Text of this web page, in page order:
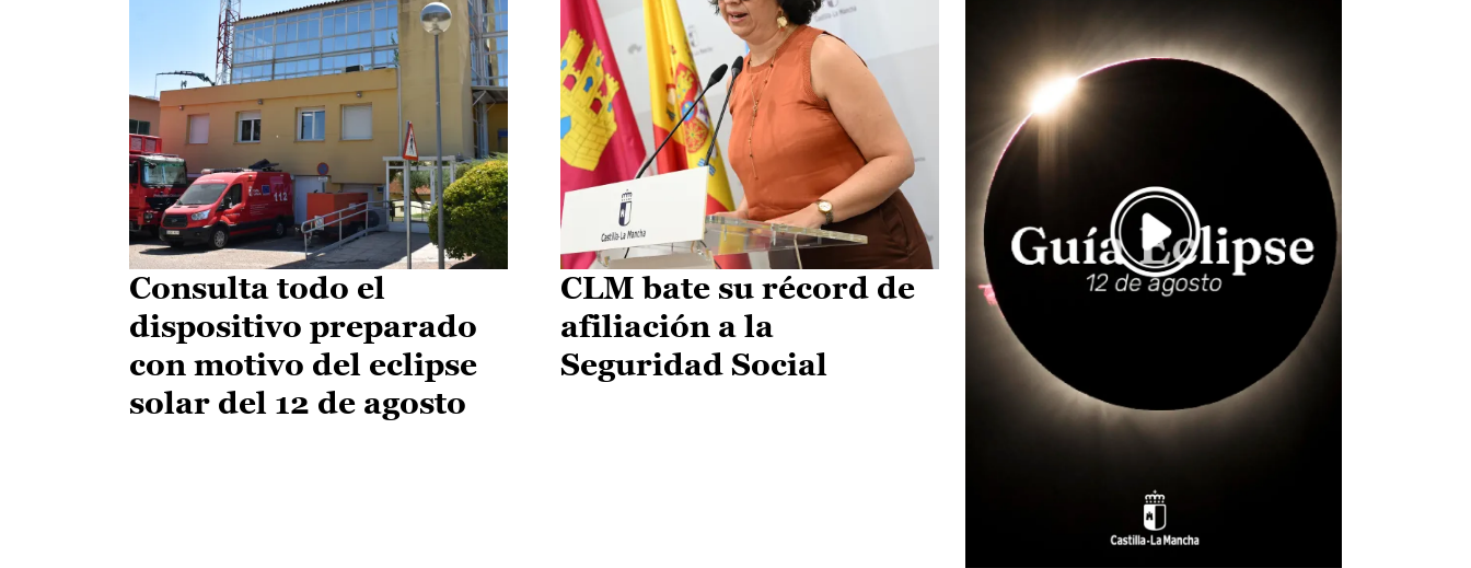
Consulta todo el
dispositivo preparado
con motivo del eclipse
solar del 12 de agosto
CLM bate su récord de
afiliación a la
Seguridad Social